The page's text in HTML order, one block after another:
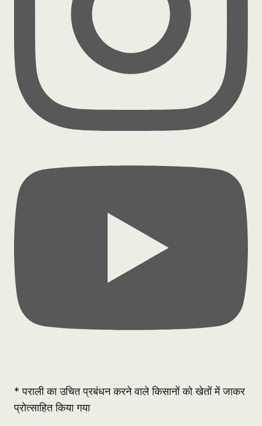
* पराली का उचित प्रबंधन करने वाले किसानों को खेतों में जाकर
प्रोत्साहित किया गया